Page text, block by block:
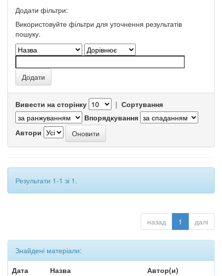
Додати фільтри:
Використовуйте фільтри для уточнення результатів
пошуку.
Вивести на сторінку | Сортування
Впорядкування
Автори
Результати 1-1 зі 1.
назад 1 далі
Знайдені матеріали:
Дата
Назва Автор(и)